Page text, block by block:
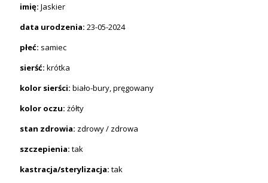
imię: Jaskier
data urodzenia: 23-05-2024
płeć: samiec
sierść: krótka
kolor sierści: biało-bury, pręgowany
kolor oczu: żółty
stan zdrowia: zdrowy / zdrowa
szczepienia: tak
kastracja/sterylizacja: tak